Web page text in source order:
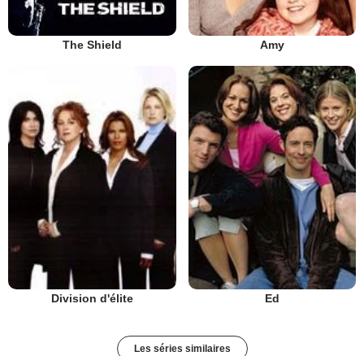
The Shield Amy
Division d'élite Ed
Les séries similaires